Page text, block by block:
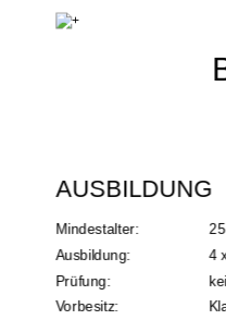
AUSBILDUNG
Mindestalter:
Ausbildung: 4
Prüfung:
Vorbesitz: